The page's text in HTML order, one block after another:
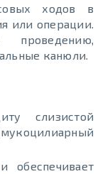
ходов в
или операции.
канюли.
слизистой
обеспечивает